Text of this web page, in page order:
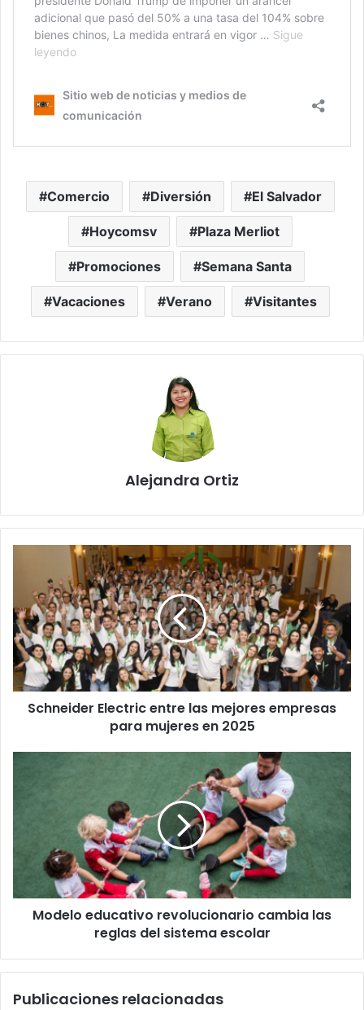
Comercio Diversión El Salvador
Hoycomsv Plaza Merliot
Promociones Semana Santa
Vacaciones Verano Visitantes
Alejandra Ortiz
mejores
empresas
para
mujeres
en
2025Schneider Electric entre las mejores empresas
para mujeres en 2025
cambia
sistema
escolar
Modelo educativo revolucionario cambia las
reglas del sistema escolar
Publicaciones relacionadas